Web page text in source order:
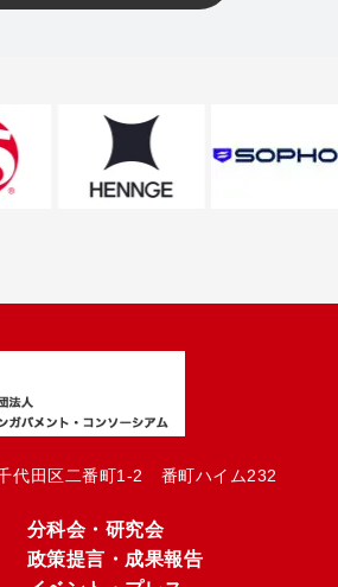
代田区二番町1-2　番町ハイム232
分科会・研究会
政策提言・成果報告